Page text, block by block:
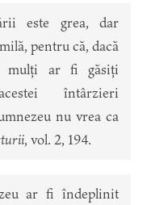
este grea, dar
pentru că, dacă
mulți ar fi găsiți
întârzieri
nu vrea ca
, vol. 2, 194.
ar fi îndeplinit